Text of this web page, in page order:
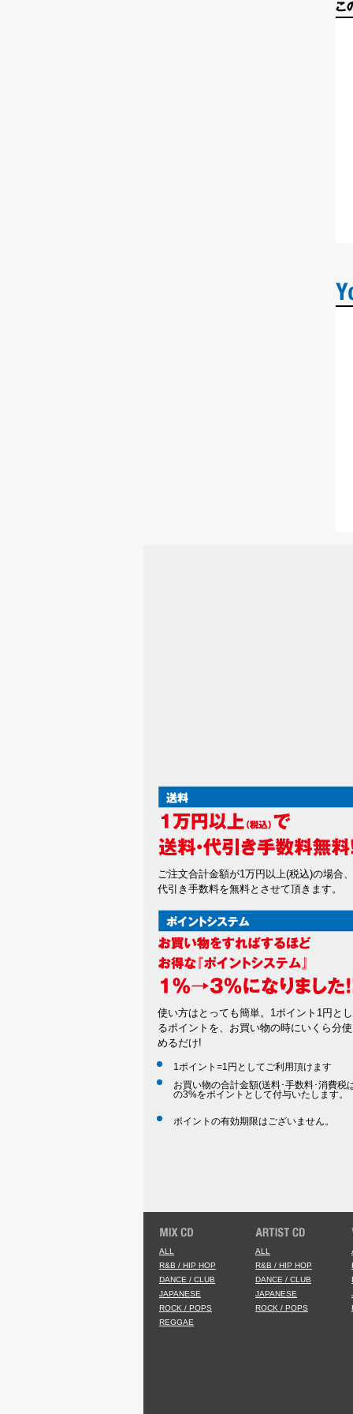
ご注文合計金額が1万円以上(税込)の場合、
代引き手数料を無料とさせて頂きます。
使い方はとっても簡単。1ポイント1円とし
るポイントを、お買い物の時にいくら分
めるだけ!
1ポイント=1円としてご利用頂けます
お買い物の合計金額(送料･手数料･消費税
の3%をポイントとして付与いたします。
ポイントの有効期限はございません。
ALL
R&B / HIP HOP
DANCE / CLUB
JAPANESE
ROCK / POPS
REGGAE
ALL
R&B / HIP HOP
DANCE / CLUB
JAPANESE
ROCK / POPS